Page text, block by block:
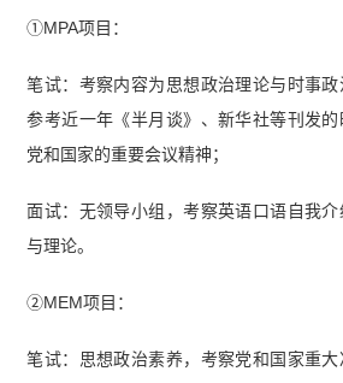
①MPA项目：
笔试：考察内容为思想政治理论与时事
参考近一年《半月谈》、新华社等刊发
党和国家的重要会议精神；
面试：无领导小组，考察英语口语自我
与理论。
②MEM项目：
笔试：思想政治素养，考察党和国家重